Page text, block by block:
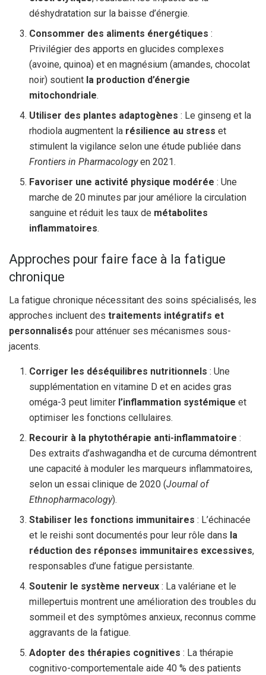
déshydratation sur la baisse d’énergie.
Consommer des aliments énergétiques :
Privilégier des apports en glucides complexes
(avoine, quinoa) et en magnésium (amandes, chocolat
noir) soutient la production d’énergie
mitochondriale.
Utiliser des plantes adaptogènes : Le ginseng et la
rhodiola augmentent la résilience au stress et
stimulent la vigilance selon une étude publiée dans
Frontiers in Pharmacologyen 2021.
Favoriser une activité physique modérée : Une
marche de 20 minutes par jour améliore la circulation
sanguine et réduit les taux de métabolites
inflammatoires.
Approches pour faire face à la fatigue
chronique
La fatigue chronique nécessitant des soins spécialisés, les
approches incluent des traitements intégratifs et
personnalisés pour atténuer ses mécanismes sous-
jacents.
Corriger les déséquilibres nutritionnels : Une
supplémentation en vitamine D et en acides gras
oméga-3 peut limiter l’inflammation systémique et
optimiser les fonctions cellulaires.
Recourir à la phytothérapie anti-inflammatoire :
Des extraits d’ashwagandha et de curcuma démontrent
une capacité à moduler les marqueurs inflammatoires,
selon un essai clinique de 2020 (Journal of
Ethnopharmacology).
Stabiliser les fonctions immunitaires : L’échinacée
et le reishi sont documentés pour leur rôle dans la
réduction des réponses immunitaires excessives,
responsables d’une fatigue persistante.
Soutenir le système nerveux : La valériane et le
millepertuis montrent une amélioration des troubles du
sommeil et des symptômes anxieux, reconnus comme
aggravants de la fatigue.
Adopter des thérapies cognitives : La thérapie
cognitivo-comportementale aide 40 % des patients